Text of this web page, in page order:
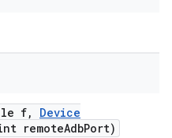
f,
Device
remoteAdbPort)